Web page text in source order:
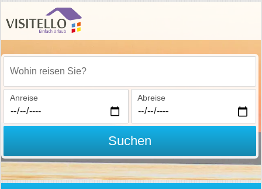
Wohin reisen Sie?
Anreise Abreise
Suchen